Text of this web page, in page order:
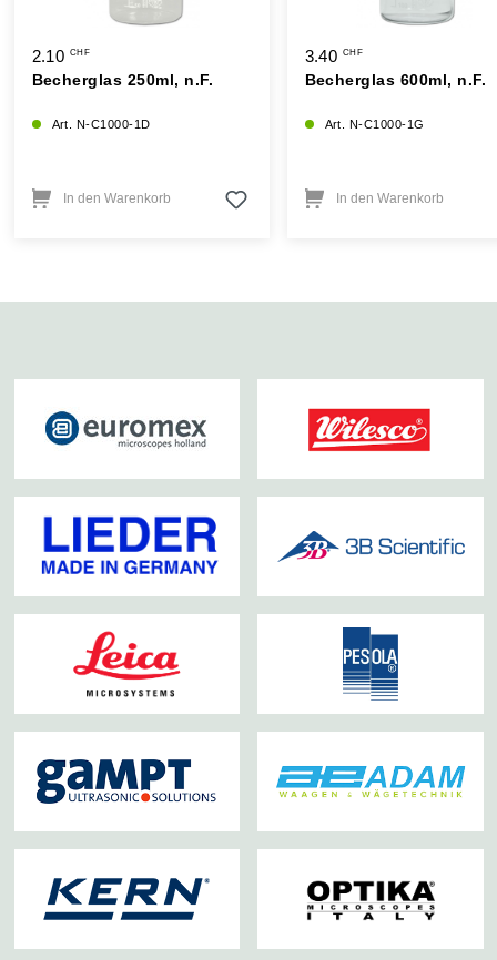
2.10 CHF
Becherglas 250ml, n.F.
Art. N-C1000-1D
In den Warenkorb
3.40 CHF
Becherglas 600ml, n.F.
Art. N-C1000-1G
In den Warenkorb